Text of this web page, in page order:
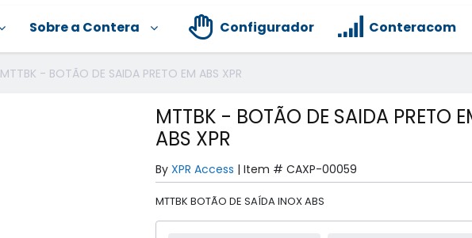
Sobre a Contera Conteracom
Configurador
MTTBK - BOTÃO DE SAIDA PRETO EM ABS XPR
MTTBK - BOTÃO DE SAIDA PRETO
ABS XPR
By XPR Access | Item # CAXP-00059
MTTBK BOTÃO DE SAÍDA INOX ABS